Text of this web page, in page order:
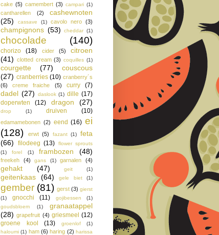
cake (5) camembert (3) campari (1)
cantharellen (2)
cashewnoten
(25)
cassave (1) cavolo nero (3)
champignons (53) cheddar (1)
chocolade (140)
chorizo (18) cider (5)
citroen
(41) clotted cream (3) coquilles (1)
courgette (77)
couscous
(27) cranberries (10) cranberry´s
(6)
creme fraiche (5) curry (7)
dadel (27) daslook (1) dille (17)
doperwten
(12) dragon (27)
drop (1) druiven (10)
edamamebonen (2) eend (16) ei
(128)
erwt (5) fazant (1)
feta
(66)
filodeeg (13)
flower sprouts
(1)
forel (1) frambozen (48)
freekeh (4) gans (1) garnalen (4)
gehakt (47) geit (1)
geitenkaas (64) gele biet (1)
gember (81) gerst (3) gierst
(1)
gnocchi (11) gojibessen
(1)
goudsbloem
(1)
granaatappel
(28) grapefruit (4) griesmeel (12)
groene kool
(13) groenlof
(1)
haloumi (1) ham (6) haring (2) harissa